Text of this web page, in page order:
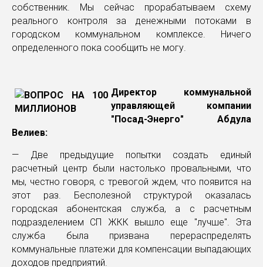
собственник. Мы сейчас прорабатываем схему
реального контроля за денежными потоками в
городском коммунальном комплексе. Ничего
определенного пока сообщить не могу.
Директор коммунальной
управляющей компании
"Посад-Энерго" Абдула
Велиев:
— Две предыдущие попытки создать единый
расчетный центр были настолько провальными, что
мы, честно говоря, с тревогой ждем, что появится на
этот раз. Бесполезной структурой оказалась
городская абонентская служба, а с расчетным
подразделением СП ЖКК вышло еще "лучше". Эта
служба была призвана перераспределять
коммунальные платежи для компенсации выпадающих
доходов предприятий.